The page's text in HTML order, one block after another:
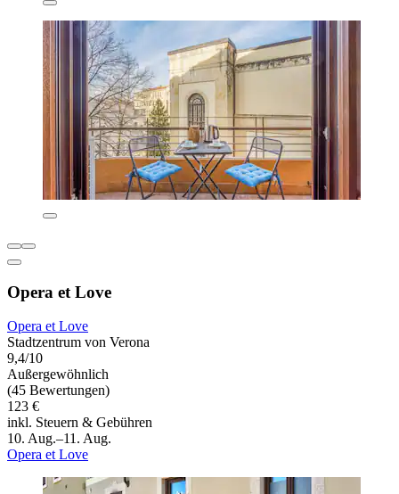
Opera et Love
Opera et Love
Stadtzentrum von Verona
9,4/10
Außergewöhnlich
(45 Bewertungen)
123 €
inkl. Steuern & Gebühren
10. Aug.–11. Aug.
Opera et Love